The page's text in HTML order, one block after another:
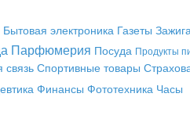
Бытовая электроника Газеты
Парфюмерия Посуда Продукты
связь Спортивные товары
Финансы Фототехника Часы